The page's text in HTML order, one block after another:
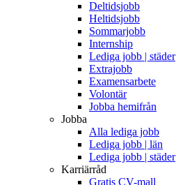
Deltidsjobb
Heltidsjobb
Sommarjobb
Internship
Lediga jobb | städer
Extrajobb
Examensarbete
Volontär
Jobba hemifrån
Jobba
Alla lediga jobb
Lediga jobb | län
Lediga jobb | städer
Karriärråd
Gratis CV-mall